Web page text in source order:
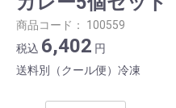
商品コード： 100559
税込 6,402 円
送料別（クール便）冷凍